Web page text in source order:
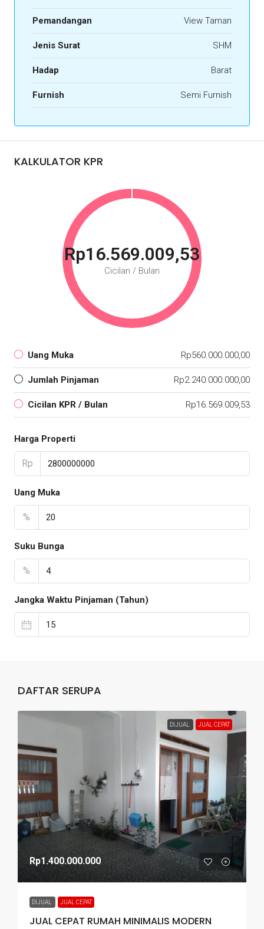
Pemandangan View Taman
Jenis Surat SHM
Hadap Barat
Furnish Semi Furnish
KALKULATOR KPR
Rp16.569.009,53
Cicilan / Bulan
Uang Muka Rp560.000.000,00
Jumlah Pinjaman Rp2.240.000.000,00
Cicilan KPR / Bulan Rp16.569.009,53
Harga Properti
Rp
Uang Muka
%
Suku Bunga
%
Jangka Waktu Pinjaman (Tahun)
DAFTAR SERUPA
DIJUAL JUAL CEPAT
Rp1.400.000.000
DIJUAL JUAL CEPAT
JUAL CEPAT RUMAH MINIMALIS MODERN